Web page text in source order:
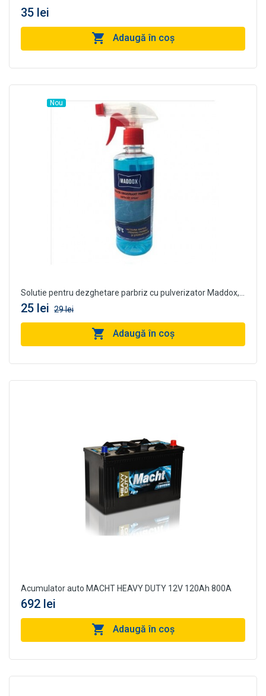
35 lei
Adaugă în coş
Nou
Solutie pentru dezghetare parbriz cu pulverizator Maddox,...
25 lei 29 lei
Adaugă în coş
Acumulator auto MACHT HEAVY DUTY 12V 120Ah 800A
692 lei
Adaugă în coş